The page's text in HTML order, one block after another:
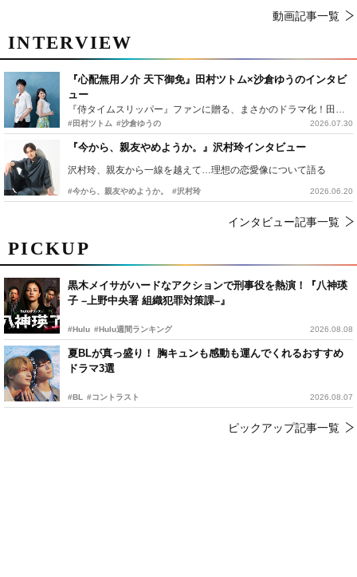
PICKUP
黒木メイサがハードなアクションで刑事役を熱演！『八神瑛
子 –上野中央署 組織犯罪対策課–』
#Hulu #Hulu週間ランキング 2026.08.08
夏BLが真っ盛り！ 胸キュンも感動も運んでくれるおすすめ
ドラマ3選
#BL #コントラスト 2026.08.07
ピックアップ記事一覧
動画記事一覧
INTERVIEW
『心配無用ノ介 天下御免』田村ツトム×沙倉ゆうのインタビ
ュー
『侍タイムスリッパー』ファンに贈る、まさかのドラマ化！田村ツトム×沙倉ゆうのが語る『心配無用ノ介』撮影秘話
#田村ツトム #沙倉ゆうの 2026.07.30
『今から、親友やめようか。』沢村玲インタビュー
沢村玲、親友から一線を越えて…理想の恋愛像について語る
#今から、親友やめようか。 #沢村玲 2026.06.20
インタビュー記事一覧